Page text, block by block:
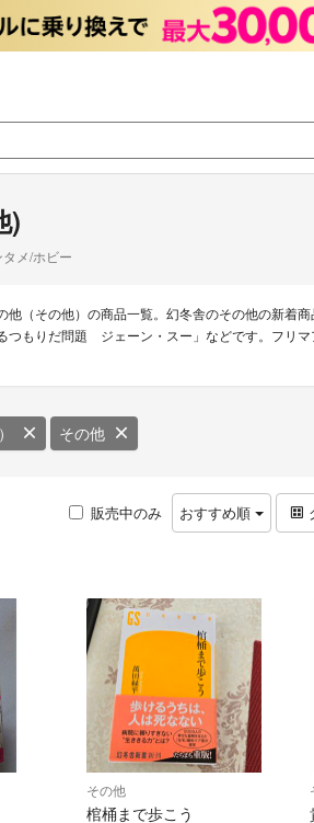
)
メ/ホビー
他（その他）の商品一覧。幻冬舎のその他の新
つもりだ問題 ジェーン・スー」などです。フリ
その他
販売中のみ おすすめ順
その他
棺桶まで歩こう